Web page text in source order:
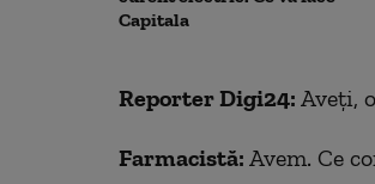
Capitala
Reporter Digi24: Aveți,
Farmacistă: Avem. Ce